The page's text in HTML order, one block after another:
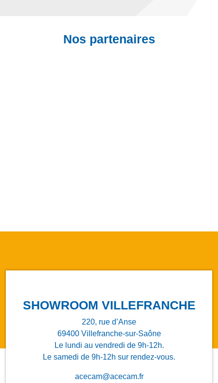
Nos partenaires
SHOWROOM VILLEFRANCHE
220, rue d’Anse
69400 Villefranche-sur-Saône
Le lundi au vendredi de 9h-12h.
Le samedi de 9h-12h sur rendez-vous.
acecam@acecam.fr